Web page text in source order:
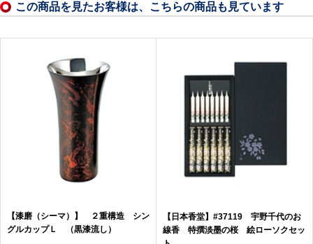
この商品を見たお客様は、こちらの商品も見ています
【漆磨（シーマ）】 ２重構造 シン
グルカップＬ （黒漆流し）
【日本香堂】#37119 宇野千代のお
線香 特撰淡墨の桜 絵ローソクセッ